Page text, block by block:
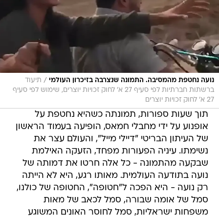
נועה נחטפת מהמסיבה. התמונה שנצרבה בזיכרון העולמי / תיעוד
ברשתות חברתיות לפי סעיף 27 א' לחוק זכויות יוצרים, שימוש לפי סעיף
27 א' לחוק זכויות יוצרים
תוך שעות ספורות, תמונתה כשהיא נחטפת על
אופנוע על ידי מחבלי חמאס, הופיעה בעמוד הראשון
של העיתון הבריטי "דיילי מייל", והעולם עצר את
נשימתו. עיניה הפעורות מפחד, הזעקה האילמת
שבקעה מהתמונה - כל אלה חרטו את דמותה של
נועה בתודעה העולמית. מאותו רגע, היא לא הייתה
רק נועה - היא הפכה ל"חטופה", החטופה של כולנו,
סמל של אומה שבורה, סמל לכאב של מאות
משפחות ישראליות, סמל לחוסר האונים המשוגע